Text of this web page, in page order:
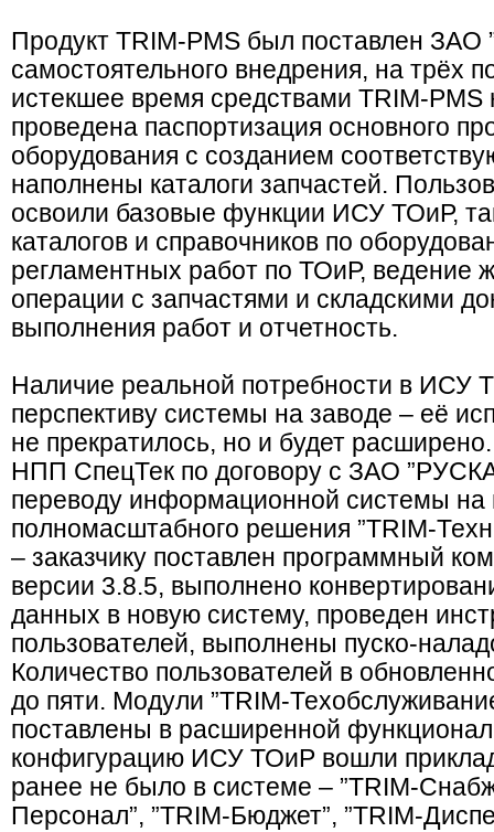
Продукт TRIM-PMS был поставлен ЗАО
самостоятельного внедрения, на трёх
истекшее время средствами TRIM-
проведена паспортизация основного
оборудования с созданием
наполнены каталоги запчастей.
освоили базовые функции ИСУ ТОиР,
каталогов и справочников по
регламентных работ по ТОиР, ведение
операции с запчастями и складскими
выполнения работ и отчетность.
Наличие реальной потребности в ИСУ
перспективу системы на заводе – её
не прекратилось, но и будет
НПП СпецТек по договору с ЗАО
переводу информационной системы
полномасштабного решения ”TRIM-
– заказчику поставлен программный
версии 3.8.5, выполнено
данных в новую систему, проведен
пользователей, выполнены пуско-
Количество пользователей в
до пяти. Модули ”TRIM-
поставлены в расширенной
конфигурацию ИСУ ТОиР вошли
ранее не было в системе – ”TRIM-
Персонал”, ”TRIM-Бюджет”, ”TRIM-